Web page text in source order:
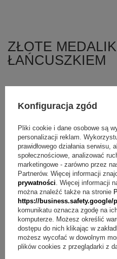
ZŁOTE
ŁAŃCUSZKIEM
Konfiguracja zgód
Pliki cookie i dane osobowe są
personalizacji reklam.
prawidłowego działania serwisu,
społecznościowe, analizować
marketingowe - zarówno przez
Partnerów. Więcej informacji
prywatności . Więcej informacji
można znaleźć także na stronie
https://business.safety.google/
komunikatu oznacza zgodę na
komputerze. Możesz określić
dostępu do nich klikając w
możesz wycofać w dowolnym
plików cookies z przeglądarki z